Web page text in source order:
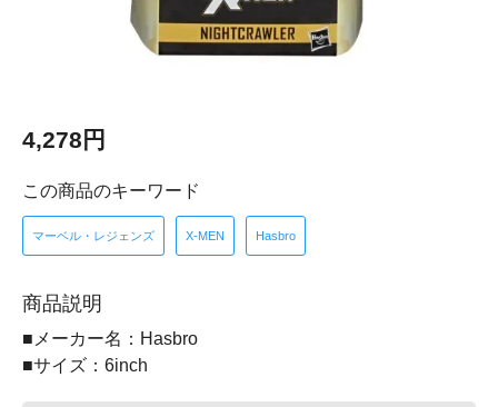
4,278円
この商品のキーワード
マーベル・レジェンズ X-MEN Hasbro
商品説明
■メーカー名：Hasbro
■サイズ：6inch